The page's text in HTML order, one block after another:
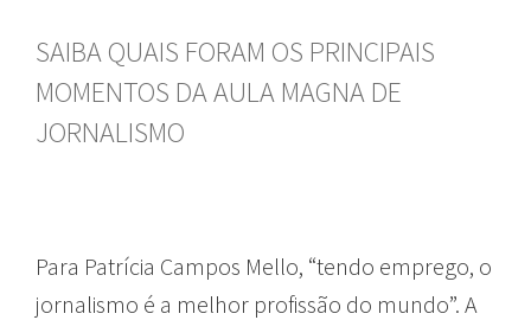
SAIBA QUAIS FORAM OS PRINCIPAIS
MOMENTOS DA AULA MAGNA DE
JORNALISMO
Para Patrícia Campos Mello, “tendo emprego, o
jornalismo é a melhor profissão do mundo”. A